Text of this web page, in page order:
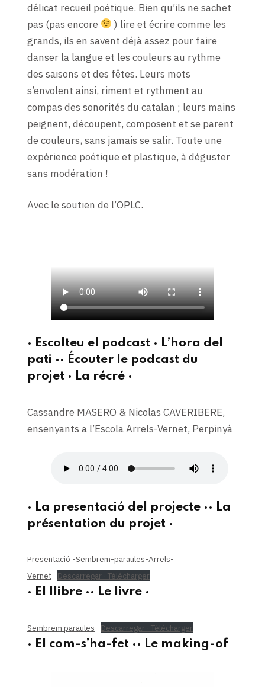
délicat recueil poétique. Bien qu’ils ne sachet
pas (pas encore
) lire et écrire comme les
grands, ils en savent déjà assez pour faire
danser la langue et les couleurs au rythme
des saisons et des fêtes. Leurs mots
s’envolent ainsi, riment et rythment au
compas des sonorités du catalan ; leurs mains
peignent, découpent, composent et se parent
de couleurs, sans jamais se salir. Toute une
expérience poétique et plastique, à déguster
sans modération !
Avec le soutien de l’OPLC.
· Escolteu el podcast · L’hora del
pati ·· Écouter le podcast du
projet · La récré ·
Cassandre MASERO & Nicolas CAVERIBERE,
ensenyants a l’Escola Arrels-Vernet, Perpinyà
· La presentació del projecte ·· La
présentation du projet ·
Presentació -Sembrem-paraules-Arrels-
Vernet
Descarregar · Télécharger
· El llibre ·· Le livre ·
Sembrem paraules Descarregar · Télécharger
· El com-s’ha-fet ·· Le making-of